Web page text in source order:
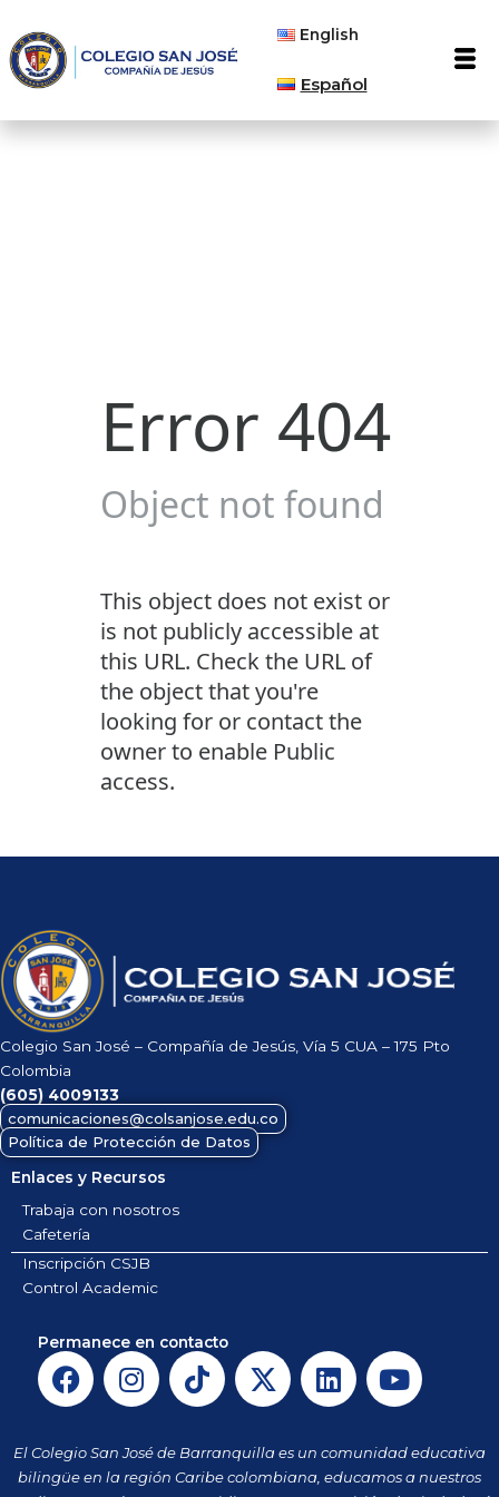
contenido
English
Español
Colegio San José – Compañía de Jesús, Vía 5 CUA – 175 Pto
Colombia
(605) 4009133
comunicaciones@colsanjose.edu.co
Política de Protección de Datos
Enlaces y Recursos
Trabaja con nosotros
Cafetería
Inscripción CSJB
Control Academic
Permanece en contacto
F
a
e
b
I
n
t
a
T
i
t
o
X
-
w
i
L
i
k
e
Y
o
t
u
El Colegio San José de Barranquilla es un comunidad educativa
bilingüe en la región Caribe colombiana, educamos a nuestros